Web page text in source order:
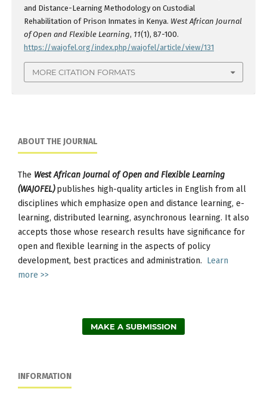
and Distance-Learning Methodology on Custodial
Rehabilitation of Prison Inmates in Kenya. West African Journal
of Open and Flexible Learning, 11(1), 87-100.
https://wajofel.org/index.php/wajofel/article/view/131
MORE CITATION FORMATS
ABOUT THE JOURNAL
The West African Journal of Open and Flexible Learning
(WAJOFEL) publishes high-quality articles in English from all
disciplines which emphasize open and distance learning, e-
learning, distributed learning, asynchronous learning. It also
accepts those whose research results have significance for
open and flexible learning in the aspects of policy
development, best practices and administration. Learn
more >>
MAKE A SUBMISSION
INFORMATION